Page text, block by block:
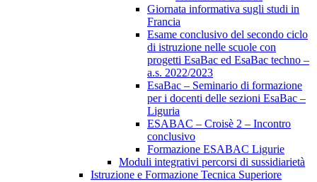
Giornata informativa sugli studi in
Francia
Esame conclusivo del secondo ciclo
di istruzione nelle scuole con
progetti EsaBac ed EsaBac techno –
a.s. 2022/2023
EsaBac – Seminario di formazione
per i docenti delle sezioni EsaBac –
Liguria
ESABAC – Croisè 2 – Incontro
conclusivo
Formazione ESABAC Ligurie
Moduli integrativi percorsi di sussidiarietà
Istruzione e Formazione Tecnica Superiore